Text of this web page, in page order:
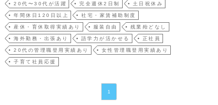
【詳細な業務内容】◎…
20代〜30代が活躍 完全週休2日制 土日祝休み
年間休日120日以上 社宅・家賃補助制度
産休・育休取得実績あり 服装自由 残業殆どなし
海外勤務・出張あり 語学力が活かせる 正社員
20代の管理職登用実績あり 女性管理職登用実績あり
子育て社員応援
1